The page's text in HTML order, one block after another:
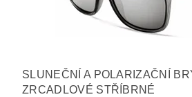
SLUNEČNÍ A POLARIZAČNÍ
ZRCADLOVÉ STŘÍBRNÉ